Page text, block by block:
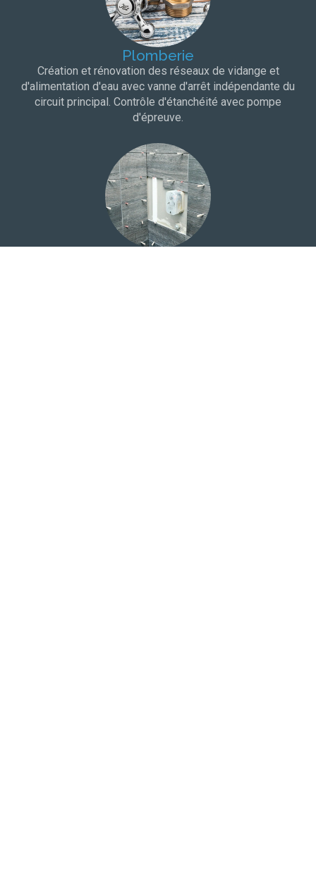
Plomberie
Création et rénovation des réseaux de vidange et
d'alimentation d'eau avec vanne d'arrêt indépendante du
circuit principal. Contrôle d'étanchéité avec pompe
d'épreuve.